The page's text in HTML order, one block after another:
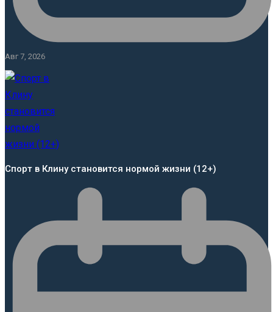
Авг 7, 2026
Спорт в Клину становится нормой жизни (12+)